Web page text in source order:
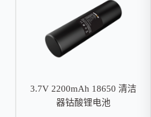
3.7V 2200mAh 18650 清洁
器钴酸锂电池